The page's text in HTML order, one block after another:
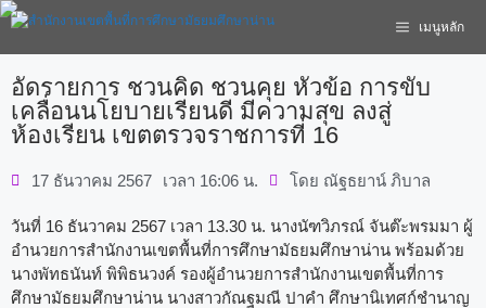
เมนูหลัก
อัดรายการ ชวนคิด ชวนคุย หัวข้อ การขับ
เคลื่อนนโยบายเรียนดี มีความสุข ลงสู่
ห้องเรียน เขตตรวจราชการที่ 16
17 ธันวาคม 2567 เวลา 16:06 น. โดย ณัฐธยาน์ ภิบาล
วันที่ 16 ธันวาคม 2567 เวลา 13.30 น. นางนัฑวิภรณ์ จันต๊ะพรมมา ผู้
อำนวยการสำนักงานเขตพื้นที่การศึกษามัธยมศึกษาน่าน พร้อมด้วย
นางพัทธนันท์ พิพิธนวงค์ รองผู้อำนวยการสำนักงานเขตพื้นที่การ
ศึกษามัธยมศึกษาน่าน นางสาวกัณฐมณี ปาคำ ศึกษานิเทศก์ชำนาญ